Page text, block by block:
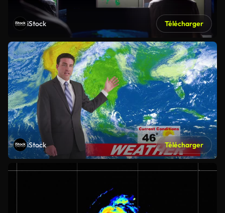
iStock Télécharger
iStock Télécharger